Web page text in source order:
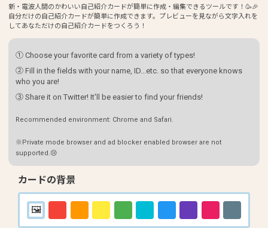
新・電波人間のかわいい自己紹介カードが簡単に作成・編集できるツールです！🥳🎉
自分だけの自己紹介カードが簡単に作成できます。プレビューを見ながら文字入れを
してあなただけの自己紹介カードをつくろう！
① Choose your favorite card from a variety of types!
② Fill in the fields with your name, ID...etc. so that everyone knows
who you are!
③ Share it on Twitter! It'll be easier to find your friends!
Recommended environment: Chrome and Safari.
※Private mode browser and ad blocker enabled browser are not
supported.😢
カードの背景